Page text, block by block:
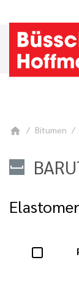
home Bitumen